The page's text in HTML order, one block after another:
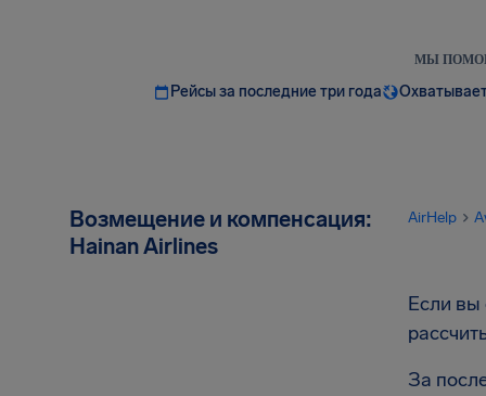
МЫ
Рейсы за последние три года
Возмещение и компенсация:
Hainan Airlines
AirHelp
Если вы
За